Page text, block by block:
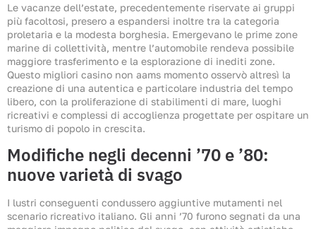
Le vacanze dell’estate, precedentemente riservate ai gruppi
più facoltosi, presero a espandersi inoltre tra la categoria
proletaria e la modesta borghesia. Emergevano le prime zone
marine di collettività, mentre l’automobile rendeva possibile
maggiore trasferimento e la esplorazione di inediti zone.
Questo migliori casino non aams momento osservò altresì la
creazione di una autentica e particolare industria del tempo
libero, con la proliferazione di stabilimenti di mare, luoghi
ricreativi e complessi di accoglienza progettate per ospitare un
turismo di popolo in crescita.
Modifiche negli decenni ’70 e ’80:
nuove varietà di svago
I lustri conseguenti condussero aggiuntive mutamenti nel
scenario ricreativo italiano. Gli anni ’70 furono segnati da una